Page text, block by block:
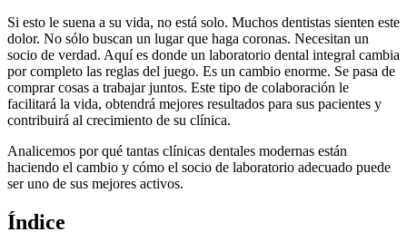
Si esto le suena a su vida, no está solo. Muchos dentistas sienten este
dolor. No sólo buscan un lugar que haga coronas. Necesitan un
socio de verdad. Aquí es donde un laboratorio dental integral cambia
por completo las reglas del juego. Es un cambio enorme. Se pasa de
comprar cosas a trabajar juntos. Este tipo de colaboración le
facilitará la vida, obtendrá mejores resultados para sus pacientes y
contribuirá al crecimiento de su clínica.
Analicemos por qué tantas clínicas dentales modernas están
haciendo el cambio y cómo el socio de laboratorio adecuado puede
ser uno de sus mejores activos.
Índice